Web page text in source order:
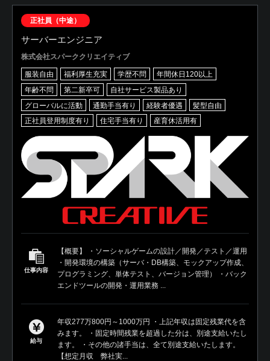
正社員（中途）
サーバーエンジニア
株式会社スパーククリエイティブ
服装自由 福利厚生充実 学歴不問
年間休日120以上
年齢不問
第二新卒可
自社サービス製品あり
グローバルに活動
通勤手当有り 経験者優遇
髪型自由
正社員登用制度有り
住宅手当有り 産育休活用有
仕事内容
【概要】 ・ソーシャルゲームの設計／開発／テスト／運用
・開発環境の構築（サーバ・DB構築、モックアップ作成、
プログラミング、単体テスト、バージョン管理） ・バック
エンドツールの開発・運用業務 ...
給与
年収277万800円～1000万円 ・上記年収は固定残業代を含
みます。 ・固定時間残業を超過した分は、別途支給いたし
ます。 ・その他の諸手当は、全て別途支給いたします。
【想定月収 弊社実...